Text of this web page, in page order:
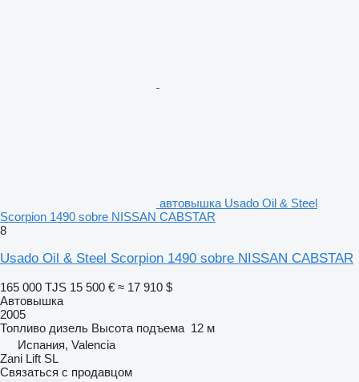
автовышка Usado Oil & Steel
Scorpion 1490 sobre NISSAN CABSTAR
8
Usado Oil & Steel Scorpion 1490 sobre NISSAN CABSTAR
165 000 TJS 15 500 € ≈ 17 910 $
Автовышка
2005
Топливо дизель Высота подъема 12 м
Испания, Valencia
Zani Lift SL
Связаться с продавцом